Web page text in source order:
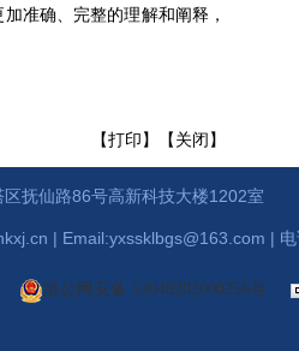
准确、完整的理解和阐释，
【打印 】【 关闭 】
抚仙路86号高新科技大楼1202室
| Email:yxssklbgs@163.com |
滇公网安备 53040202000256号